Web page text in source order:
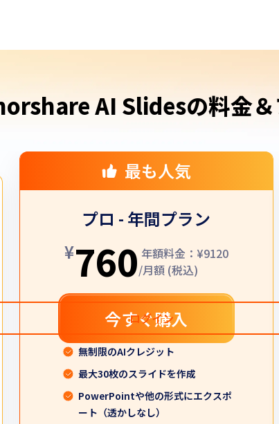
ログイン
AI Slidesの料金
最も人気
プロ - 年間プラン
¥760 年額料金：¥9120
/月額 (税込)
今すぐ購入
無制限のAIクレジット
最大30枚のスライドを作成
PowerPointや他の形式にエクスポ
ート（透かしなし）